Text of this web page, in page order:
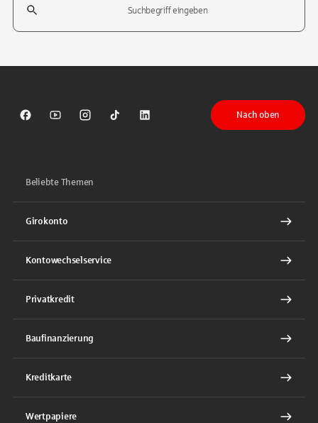
Sparkasse auf Facebook
Sparkasse auf Youtube
Sparkasse auf Instagram
Sparkasse auf TikTok
Sparkasse auf LinkedIn
Nach oben
Beliebte Themen
Girokonto
Kontowechselservice
Privatkredit
Baufinanzierung
Kreditkarte
Wertpapiere